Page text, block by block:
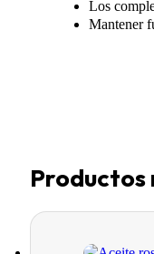
Los
Mantener